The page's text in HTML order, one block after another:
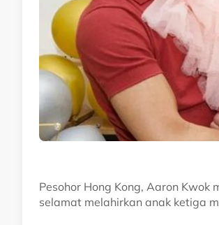
Pesohor Hong Kong, Aaron Kwok
selamat melahirkan anak ketiga